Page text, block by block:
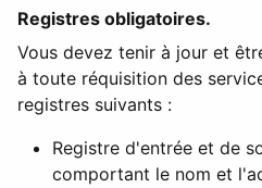
Registres obligatoires.
Vous devez tenir à jour et
à toute réquisition des
registres suivants :
Registre d'entrée et de
comportant le nom et